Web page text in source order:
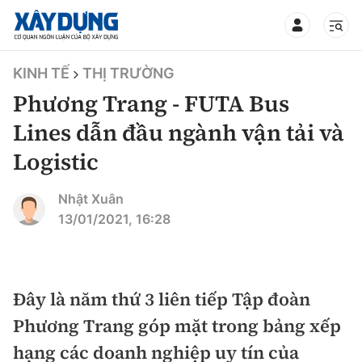
TIN BỘ XÂY DỰNG
CHUYÊN MỤC
Mới nhất
Chính trị
Xã hội
Xây dựng
Chỉ đạo điều hành
Giao thông
KINH TẾ THỊ TRƯỜNG
Phương Trang - FUTA Bus
Lines dẫn đầu ngành vận tải và
Logistic
Nhật Xuân
13/01/2021, 16:28
Đây là năm thứ 3 liên tiếp Tập đoàn
Phương Trang góp mặt trong bảng xếp
hạng các doanh nghiệp uy tín của